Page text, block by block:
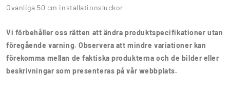
Ovanliga 50 cm installationsluckor
Vi förbehåller oss rätten att ändra produktspecifikationer utan
föregående varning. Observera att mindre variationer kan
förekomma mellan de faktiska produkterna och de bilder eller
beskrivningar som presenteras på vår webbplats.